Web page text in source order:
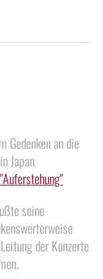
Gedenken an die
Japan
seine
der Konzerte